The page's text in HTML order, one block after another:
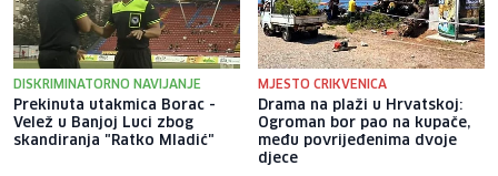
DISKRIMINATORNO NAVIJANJE
Prekinuta utakmica Borac -
Velež u Banjoj Luci zbog
skandiranja "Ratko Mladić"
MJESTO CRIKVENICA
Drama na plaži u Hrvatskoj:
Ogroman bor pao na kupače,
među povrijeđenima dvoje
djece